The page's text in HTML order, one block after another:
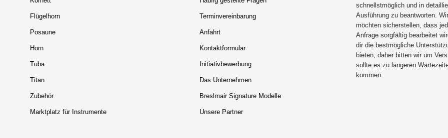
Flügelhorn
Posaune
Horn
Tuba
Titan
Zubehör
Marktplatz für Instrumente
Terminvereinbarung
Anfahrt
Kontaktformular
Initiativbewerbung
Das Unternehmen
Breslmair Signature Modelle
Unsere Partner
schnellstmöglich und in
Ausführung zu beantworten. Wir
möchten sicherstellen, dass
Anfrage sorgfältig bearbeitet
dir die bestmögliche
bieten, daher bitten wir um
sollte es zu längeren
kommen.